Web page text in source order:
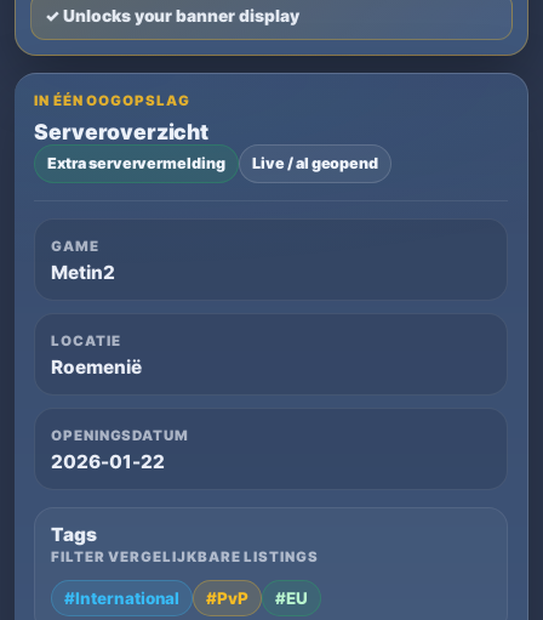
✓ Unlocks your banner display
IN ÉÉN OOGOPSLAG
Serveroverzicht
Extra serververmelding Live / al geopend
GAME
Metin2
LOCATIE
Roemenië
OPENINGSDATUM
2026-01-22
Tags
FILTER VERGELIJKBARE LISTINGS
#International #PvP #EU